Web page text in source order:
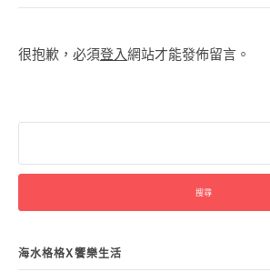
很抱歉，必須登入網站才能發佈留言。
關
字:
海水格格X饗樂生活